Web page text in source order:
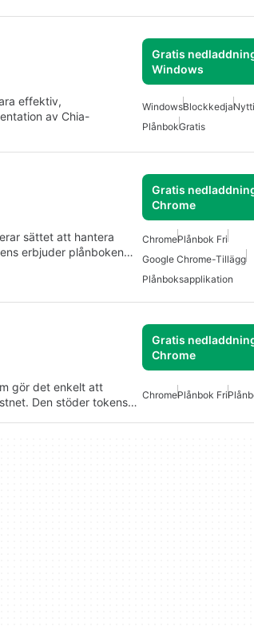
Gratis
Windows
effektiv,
av Chia-
WindowsBlockkedja
PlånbokGratis
Gratis
Chrome
sättet att hantera
erbjuder plånboken…
ChromePlånbok Fri
Google Chrome-Tillägg
Plånboksapplikation
Gratis
Chrome
gör det enkelt att
Den stöder tokens…
ChromePlånbok Fri